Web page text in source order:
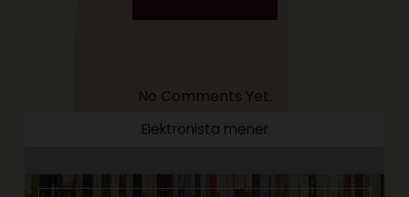
No Comments Yet.
Elektronista mener